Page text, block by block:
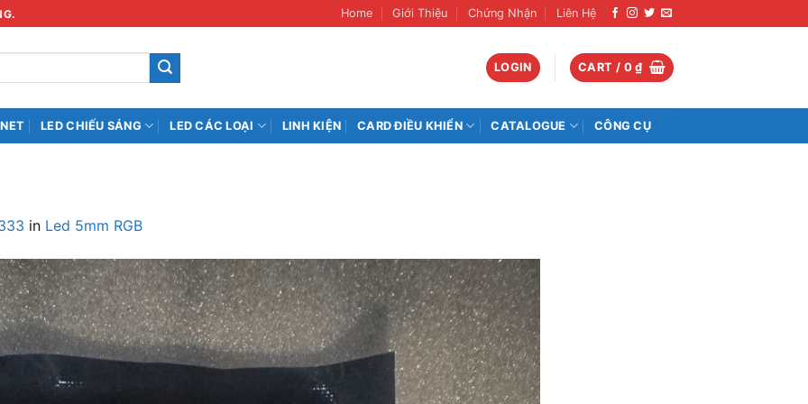
Home Giới Thiệu Chứng Nhận Liên Hệ
LOGIN CART / 0₫
LED CHIẾU SÁNG LED CÁC LOẠI LINH KIỆN CARD ĐIỀU KHIỂN CATALOGUE CÔNG CỤ
in Led 5mm RGB